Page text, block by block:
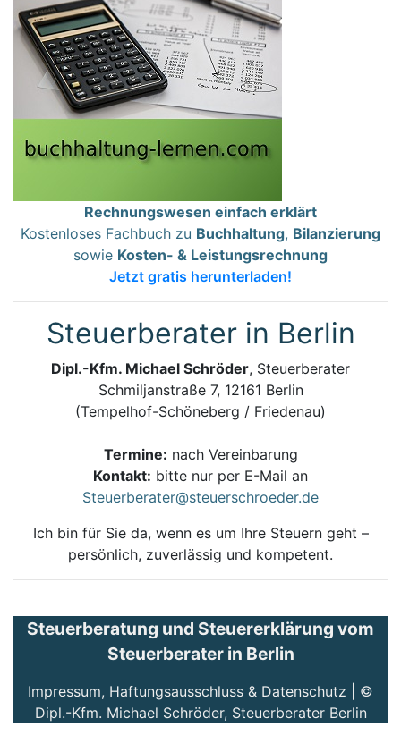
Rechnungswesen einfach erklärt
Kostenloses Fachbuch zu Buchhaltung, Bilanzierung
sowie Kosten- & Leistungsrechnung
Jetzt gratis herunterladen!
Steuerberater in Berlin
Dipl.-Kfm. Michael Schröder, Steuerberater
Schmiljanstraße 7, 12161 Berlin
(Tempelhof-Schöneberg / Friedenau)
Termine: nach Vereinbarung
Kontakt: bitte nur per E-Mail an
Steuerberater@steuerschroeder.de
Ich bin für Sie da, wenn es um Ihre Steuern geht –
persönlich, zuverlässig und kompetent.
Steuerberatung und Steuererklärung vom
Steuerberater in Berlin
Impressum, Haftungsausschluss & Datenschutz | ©
Dipl.-Kfm. Michael Schröder, Steuerberater Berlin